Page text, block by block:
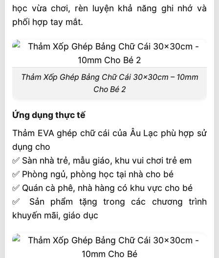
học vừa chơi, rèn luyện khả năng ghi nhớ và
phối hợp tay mắt.
Thảm Xốp Ghép Bảng Chữ Cái 30x30cm – 10mm
Cho Bé 2
Ứng dụng thực tế
Thảm EVA ghép chữ cái của Âu Lạc phù hợp sử
dụng cho
✅ Sàn nhà trẻ, mẫu giáo, khu vui chơi trẻ em
✅ Phòng ngủ, phòng học tại nhà cho bé
✅ Quán cà phê, nhà hàng có khu vực cho bé
✅ Sản phẩm tặng trong các chương trình
khuyến mãi, giáo dục